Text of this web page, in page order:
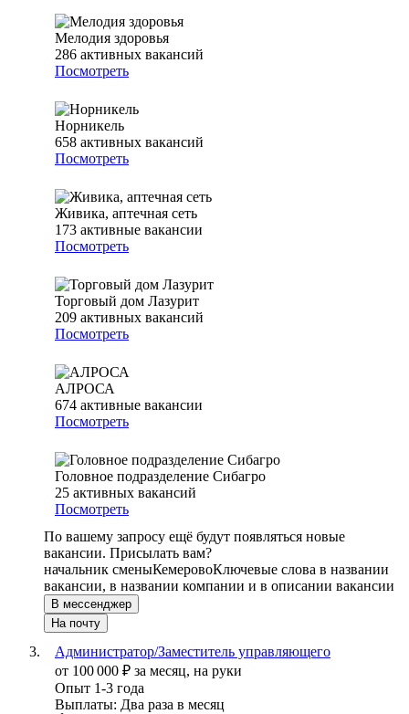
Мелодия здоровья
286 активных вакансий
Посмотреть
Норникель
658 активных вакансий
Посмотреть
Живика, аптечная сеть
173 активные вакансии
Посмотреть
Торговый дом Лазурит
209 активных вакансий
Посмотреть
АЛРОСА
674 активные вакансии
Посмотреть
Головное подразделение Сибагро
25 активных вакансий
Посмотреть
По вашему запросу ещё будут появляться новые
вакансии. Присылать вам?
начальник сменыКемеровоКлючевые слова в названии
вакансии, в названии компании и в описании вакансии
В мессенджер
На почту
Администратор/Заместитель управляющего
от 100 000 ₽ за месяц, на руки
Опыт 1-3 года
Выплаты: Два раза в месяц